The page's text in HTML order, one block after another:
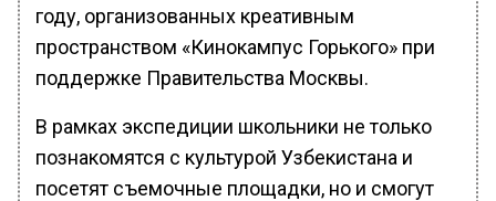
году, организованных креативным
пространством «Кинокампус Горького» при
поддержке Правительства Москвы.
В рамках экспедиции школьники не только
познакомятся с культурой Узбекистана и
посетят съемочные площадки, но и смогут